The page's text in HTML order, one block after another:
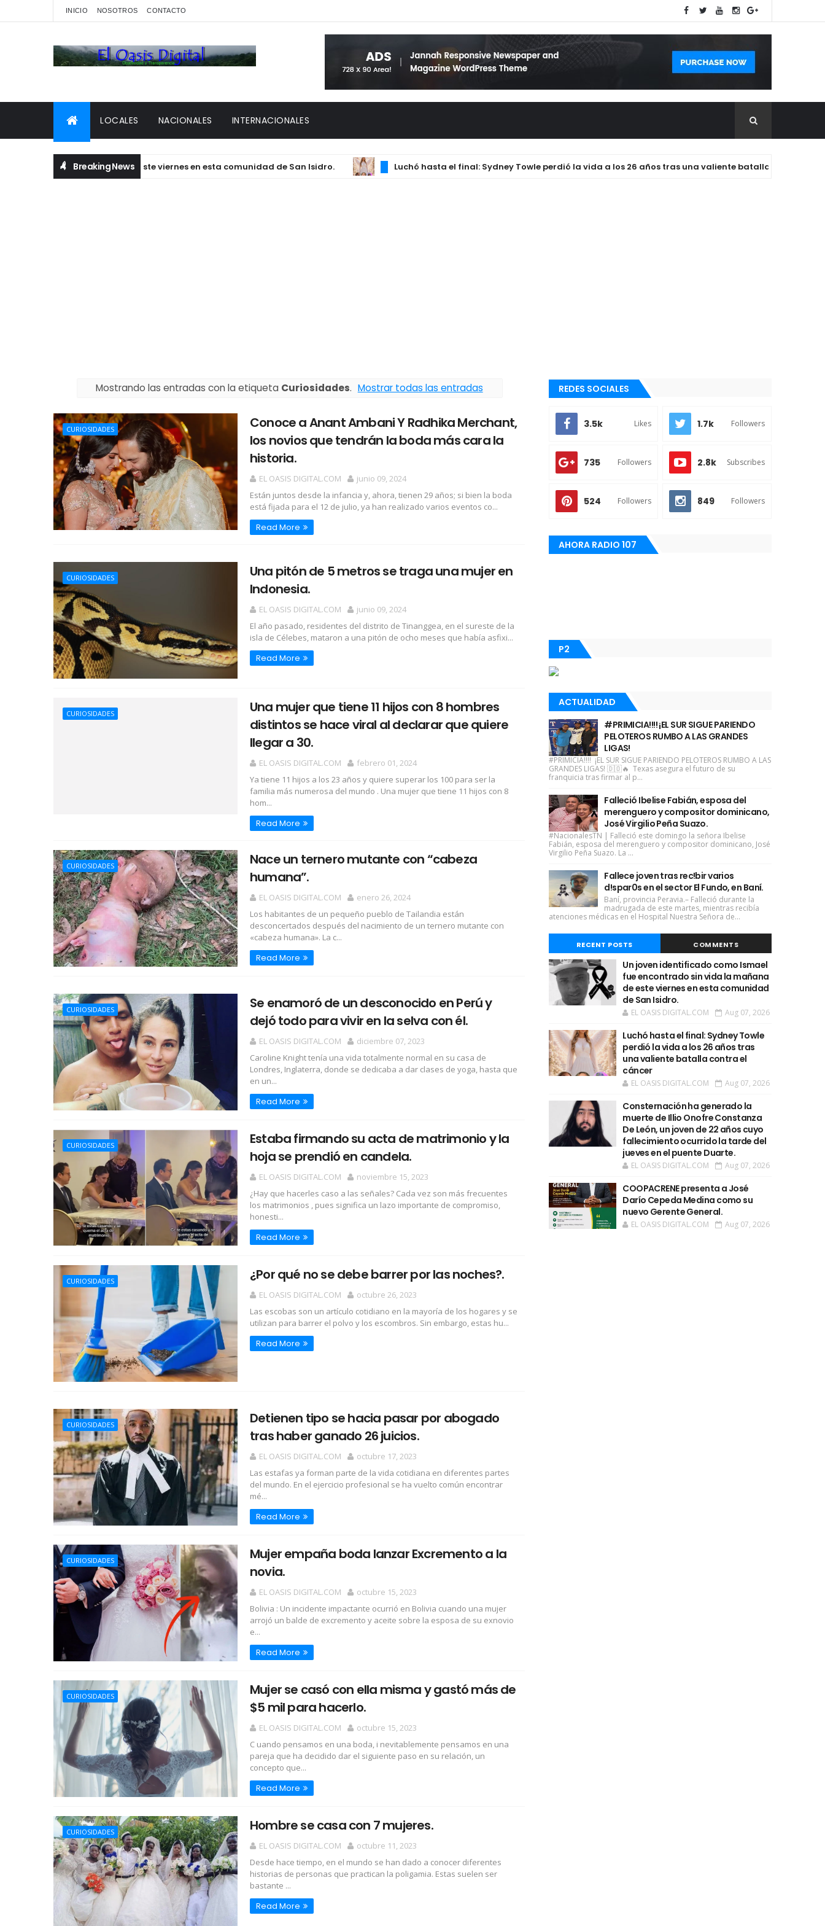
INICIO NOSOTROS CONTACTO
LOCALES NACIONALES INTERNACIONALES
Breaking News
sin vida la mañana de este viernes en esta comunidad de San Isidro. Luchó hasta el final: Sydney Towle perdió la vida a los 26 años tras una valiente batalla contra el cáncer
Mostrando las entradas con la etiqueta Curiosidades. Mostrar todas las entradas
CURIOSIDADES
Conoce a Anant Ambani Y Radhika Merchant,
los novios que tendrán la boda más cara la
historia.
EL OASIS DIGITAL.COM
junio 09, 2024
Están juntos desde la infancia y, ahora, tienen 29 años; si bien la boda
está fijada para el 12 de julio, ya han realizado varios eventos co...
Read More
CURIOSIDADES
Una pitón de 5 metros se traga una mujer en
Indonesia.
EL OASIS DIGITAL.COM
junio 09, 2024
El año pasado, residentes del distrito de Tinanggea, en el sureste de la
isla de Célebes, mataron a una pitón de ocho meses que había asfixi...
Read More
CURIOSIDADES
Una mujer que tiene 11 hijos con 8 hombres
distintos se hace viral al declarar que quiere
llegar a 30.
EL OASIS DIGITAL.COM
febrero 01, 2024
Ya tiene 11 hijos a los 23 años y quiere superar los 100 para ser la
familia más numerosa del mundo . Una mujer que tiene 11 hijos con 8
hom...
Read More
CURIOSIDADES
Nace un ternero mutante con “cabeza
humana”.
EL OASIS DIGITAL.COM
enero 26, 2024
Los habitantes de un pequeño pueblo de Tailandia están
desconcertados después del nacimiento de un ternero mutante con
«cabeza humana». La c...
Read More
CURIOSIDADES
Se enamoró de un desconocido en Perú y
dejó todo para vivir en la selva con él.
EL OASIS DIGITAL.COM
diciembre 07, 2023
Caroline Knight tenía una vida totalmente normal en su casa de
Londres, Inglaterra, donde se dedicaba a dar clases de yoga, hasta que
en un...
Read More
CURIOSIDADES
Estaba firmando su acta de matrimonio y la
hoja se prendió en candela.
EL OASIS DIGITAL.COM
noviembre 15, 2023
¿Hay que hacerles caso a las señales? Cada vez son más frecuentes
los matrimonios , pues significa un lazo importante de compromiso,
honesti...
Read More
CURIOSIDADES ¿Por qué no se debe barrer por las noches?.
EL OASIS DIGITAL.COM
octubre 26, 2023
Las escobas son un artículo cotidiano en la mayoría de los hogares y se
utilizan para barrer el polvo y los escombros. Sin embargo, estas hu...
Read More
CURIOSIDADES
Detienen tipo se hacia pasar por abogado
tras haber ganado 26 juicios.
EL OASIS DIGITAL.COM
octubre 17, 2023
Las estafas ya forman parte de la vida cotidiana en diferentes partes
del mundo. En el ejercicio profesional se ha vuelto común encontrar
mé...
Read More
CURIOSIDADES
Mujer empaña boda lanzar Excremento a la
novia.
EL OASIS DIGITAL.COM
octubre 15, 2023
Bolivia : Un incidente impactante ocurrió en Bolivia cuando una mujer
arrojó un balde de excremento y aceite sobre la esposa de su exnovio
e...
Read More
CURIOSIDADES
Mujer se casó con ella misma y gastó más de
$5 mil para hacerlo.
EL OASIS DIGITAL.COM
octubre 15, 2023
C uando pensamos en una boda, i nevitablemente pensamos en una
pareja que ha decidido dar el siguiente paso en su relación, un
concepto que...
Read More
CURIOSIDADES Hombre se casa con 7 mujeres.
EL OASIS DIGITAL.COM
octubre 11, 2023
Desde hace tiempo, en el mundo se han dado a conocer diferentes
historias de personas que practican la poligamia. Estas suelen ser
bastante ...
Read More
REDES SOCIALES
3.5k Likes 1.7k Followers
735 Followers 2.8k Subscribes
524 Followers 849 Followers
AHORA RADIO 107
P2
ACTUALIDAD
#PRIMICIA!!!! ¡EL SUR SIGUE PARIENDO
PELOTEROS RUMBO A LAS GRANDES
LIGAS!
#PRIMICIA!!!! ¡EL SUR SIGUE PARIENDO PELOTEROS RUMBO A LAS
GRANDES LIGAS! 🇩🇴🔥 Texas asegura el futuro de su
franquicia tras firmar al p...
Falleció Ibelise Fabián, esposa del
merenguero y compositor dominicano,
José Virgilio Peña Suazo.
#NacionalesTN | Falleció este domingo la señora Ibelise
Fabián, esposa del merenguero y compositor dominicano, José
Virgilio Peña Suazo. La ...
Fallece joven tras rec!bir varios
d!spar0s en el sector El Fundo, en Baní.
Baní, provincia Peravia.– Falleció durante la
madrugada de este martes, mientras recibía
atenciones médicas en el Hospital Nuestra Señora de...
RECENT POSTS COMMENTS
Un joven identificado como Ismael
fue encontrado sin vida la mañana
de este viernes en esta comunidad
de San Isidro.
EL OASIS DIGITAL.COM Aug 07, 2026
Luchó hasta el final: Sydney Towle
perdió la vida a los 26 años tras
una valiente batalla contra el
cáncer
EL OASIS DIGITAL.COM Aug 07, 2026
Consternación ha generado la
muerte de Illio Onofre Constanza
De León, un joven de 22 años cuyo
fallecimiento ocurrido la tarde del
jueves en el puente Duarte.
EL OASIS DIGITAL.COM Aug 07, 2026
COOPACRENE presenta a José
Darío Cepeda Medina como su
nuevo Gerente General.
EL OASIS DIGITAL.COM Aug 07, 2026